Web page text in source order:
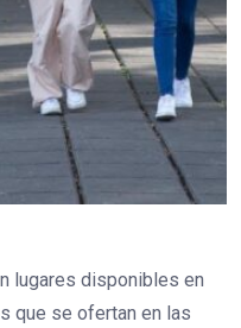
lugares disponibles en
que se ofertan en las